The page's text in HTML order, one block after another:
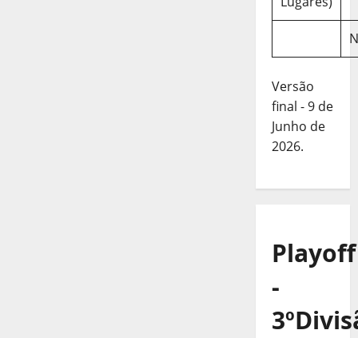
Versão
final - 9 de
Junho de
2026.
Playoff
-